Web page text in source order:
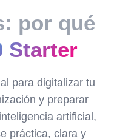
por qué
Starter
para digitalizar tu
y preparar
artificial,
práctica, clara y